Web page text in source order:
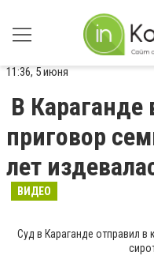
11:36, 5 июня
В Караганде
приговор
лет
ВИДЕО
Суд в Караганде отправил